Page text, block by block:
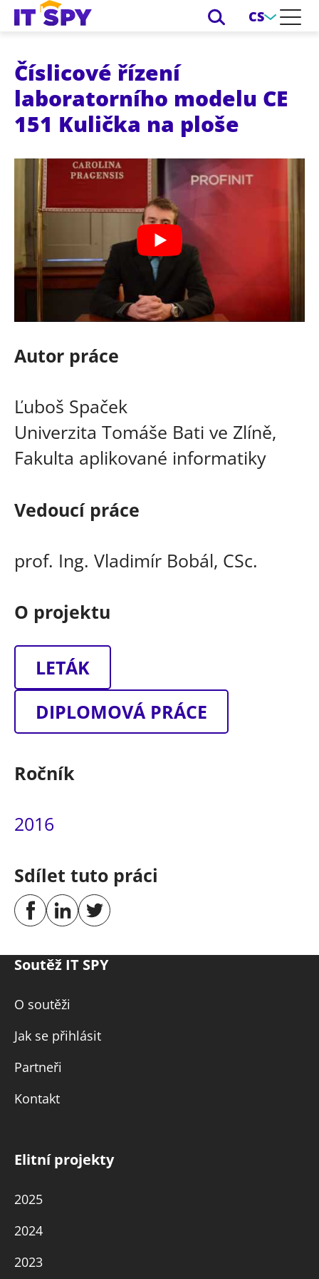
CS
Číslicové řízení
laboratorního modelu CE
151 Kulička na ploše
Autor práce
Ľuboš Spaček
Univerzita Tomáše Bati ve Zlíně,
Fakulta aplikované informatiky
Vedoucí práce
prof. Ing. Vladimír Bobál, CSc.
O projektu
LETÁK
DIPLOMOVÁ PRÁCE
Ročník
2016
Sdílet tuto práci
Soutěž IT SPY
O soutěži
Jak se přihlásit
Partneři
Kontakt
Elitní projekty
2025
2024
2023